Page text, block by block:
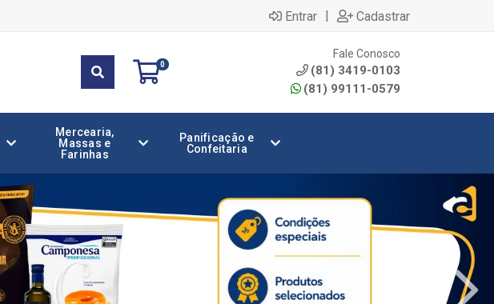
Entrar | Cadastrar
0
Fale Conosco
(81) 3419-0103
(81) 99111-0579
Mercearia,
Massas e
Farinhas
Panificação e
Confeitaria